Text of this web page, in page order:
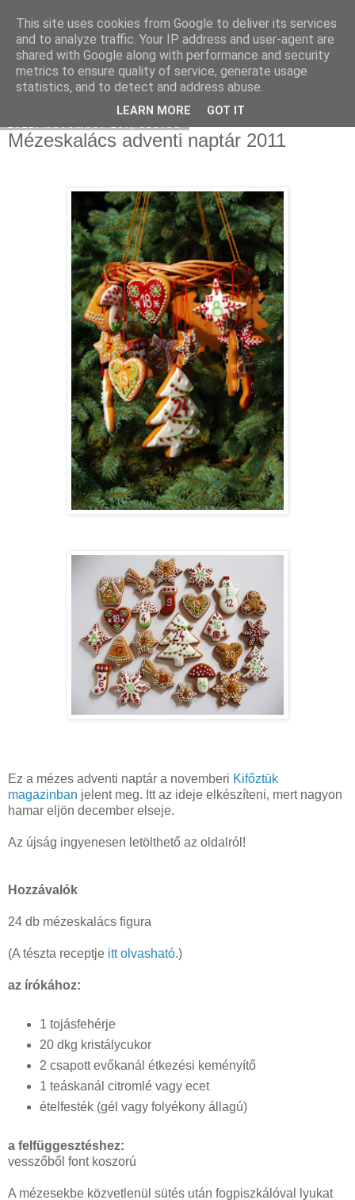
Moha Konyha
Mézeskalács adventi naptár 2011
Ez a mézes adventi naptár a novemberi Kifőztük
magazinban jelent meg. Itt az ideje elkészíteni, mert nagyon
hamar eljön december elseje.
Az újság ingyenesen letölthető az oldalról!
Hozzávalók
24 db mézeskalács figura
(A tészta receptje itt olvasható.)
az írókához:
1 tojásfehérje
20 dkg kristálycukor
2 csapott evőkanál étkezési keményítő
1 teáskanál citromlé vagy ecet
ételfesték (gél vagy folyékony állagú)
a felfüggesztéshez:
vesszőből font koszorú
A mézesekbe közvetlenül sütés után fogpiszkálóval lyukat
This site uses cookies from Google to deliver its services
and to analyze traffic. Your IP address and user-agent are
shared with Google along with performance and security
metrics to ensure quality of service, generate usage
statistics, and to detect and address abuse.
LEARN MORE GOT IT